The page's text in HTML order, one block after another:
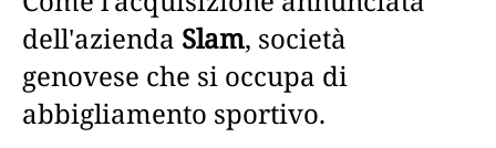
dell'azienda Slam, società
genovese che si occupa di
abbigliamento sportivo.